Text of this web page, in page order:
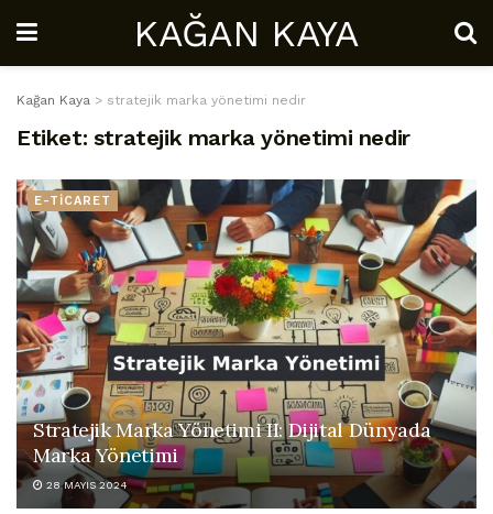
KAĞAN KAYA
Kağan Kaya > stratejik marka yönetimi nedir
Etiket: stratejik marka yönetimi nedir
E-TİCARET
Stratejik Marka Yönetimi II: Dijital Dünyada
Marka Yönetimi
28 MAYIS 2024